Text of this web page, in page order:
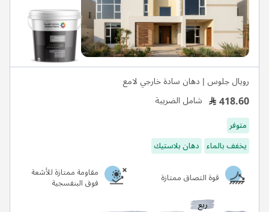
رويال جلوس | دهان سادة خارجي لامع
418.60 شامل الضريبة
متوفر
يخفف بالماء دهان بلاستيك
قوة التصاق ممتازة
مقاومة ممتازة للأشعة
فوق البنفسجية
ربع